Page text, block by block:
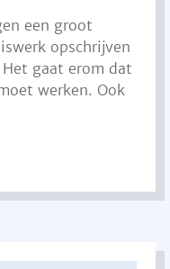
een groot
opschrijven
gaat erom dat
werken. Ook